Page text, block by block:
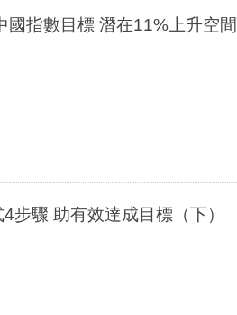
國指數目標 潛在11%上升空間
步驟 助有效達成目標（下）